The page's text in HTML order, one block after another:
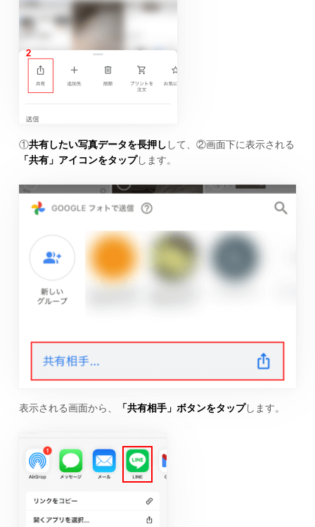
①共有したい写真データを長押し して、②画面下に表示される
「共有」アイコンをタップします。
表示される画面から、 「共有相手」ボタンをタップします。